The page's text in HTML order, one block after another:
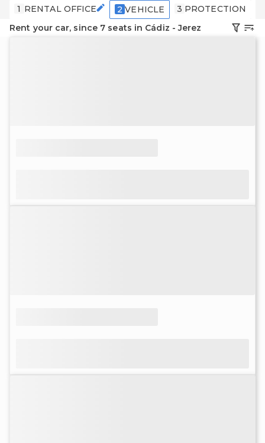
1 RENTAL OFFICE 2 VEHICLE 3 PROTECTION
Rent your car, since 7 seats in Cádiz - Jerez